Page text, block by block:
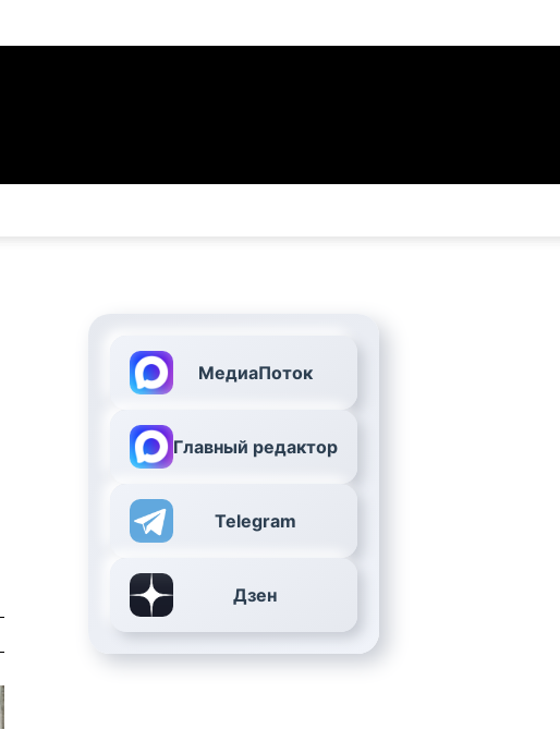
МедиаПоток
Главный редактор
Telegram
Дзен